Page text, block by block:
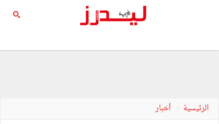
الرئيسية أخبار